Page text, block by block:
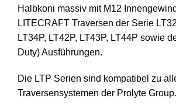
Halbkoni massiv mit M12
LITECRAFT Traversen der Serie
LT34P, LT42P, LT43P, LT44P sowie
Duty) Ausführungen.
Die LTP Serien sind kompatibel zu
Traversensystemen der Prolyte Group.